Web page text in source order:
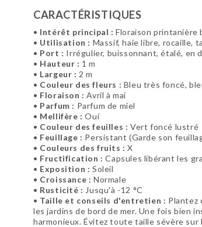
CARACTÉRISTIQUES
• Intérêt principal : Floraison
• Utilisation : Massif, haie libre, rocaille,
• Port : Irrégulier, buissonnant, étalé, en
• Hauteur : 1 m
• Largeur : 2 m
• Couleur des fleurs : Bleu très foncé,
• Floraison : Avril à mai
• Parfum : Parfum de miel
• Mellifère : Oui
• Couleur des feuilles : Vert foncé lustré
• Feuillage : Persistant (Garde son
• Couleurs des fruits : X
• Fructification : Capsules libérant les
• Exposition : Soleil
• Croissance : Normale
• Rusticité : Jusqu'à -12 °C
• Taille et conseils d'entretien : Plantez
les jardins de bord de mer. Une fois bien
harmonieux. Évitez toute taille sévère sur